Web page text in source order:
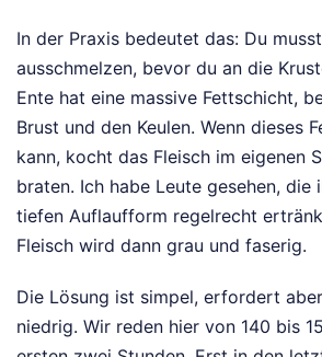
In der Praxis bedeutet das: Du
ausschmelzen, bevor du an die
Ente hat eine massive Fettschicht,
Brust und den Keulen. Wenn dieses
kann, kocht das Fleisch im eigenen
braten. Ich habe Leute gesehen, die
tiefen Auflaufform regelrecht
Fleisch wird dann grau und faserig.
Die Lösung ist simpel, erfordert
niedrig. Wir reden hier von 140 bis